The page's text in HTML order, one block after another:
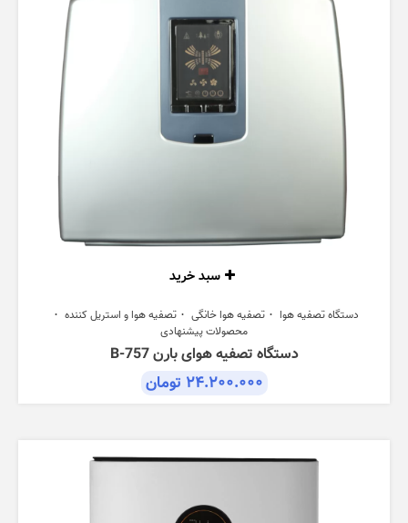
سبد خرید
دستگاه تصفیه هوا تصفیه هوا خانگی
تصفیه هوا و استریل کننده
محصولات پیشنهادی
دستگاه تصفیه هوای بارن B-757
۲۴.۲۰۰.۰۰۰ تومان